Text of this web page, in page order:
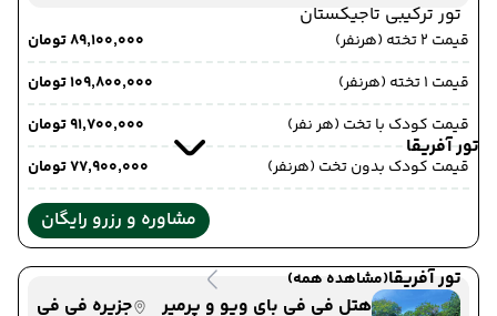
تور ترکیبی تاجیکستان
تور آفریقا
تور آفریقا(مشاهده همه)
قیمت 2 تخته (هرنفر)
۸۹٬۱۰۰٬۰۰۰ تومان
قیمت 1 تخته (هرنفر)
۱۰۹٬۸۰۰٬۰۰۰ تومان
قیمت کودک با تخت (هر نفر)
۹۱٬۷۰۰٬۰۰۰ تومان
قیمت کودک بدون تخت (هرنفر)
۷۷٬۹۰۰٬۰۰۰ تومان
مشاوره و رزرو رایگان
هتل فی فی بای ویو و پرمیر جزیره فی فی